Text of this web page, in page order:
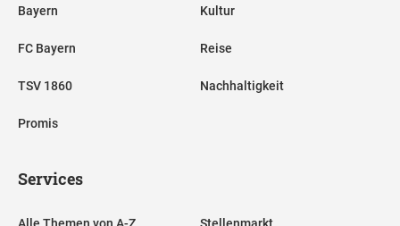
Bayern
FC Bayern
TSV 1860
Promis
Kultur
Reise
Nachhaltigkeit
Services